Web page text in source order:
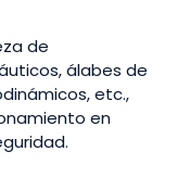
de
álabes de
etc.,
en